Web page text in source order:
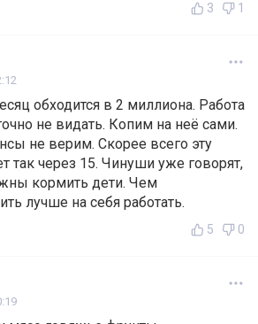
3 1
обходится в 2 миллиона. Работа
не видать. Копим на неё сами.
не верим. Скорее всего эту
так через 15. Чинуши уже говорят,
кормить дети. Чем
лучше на себя работать.
5 0